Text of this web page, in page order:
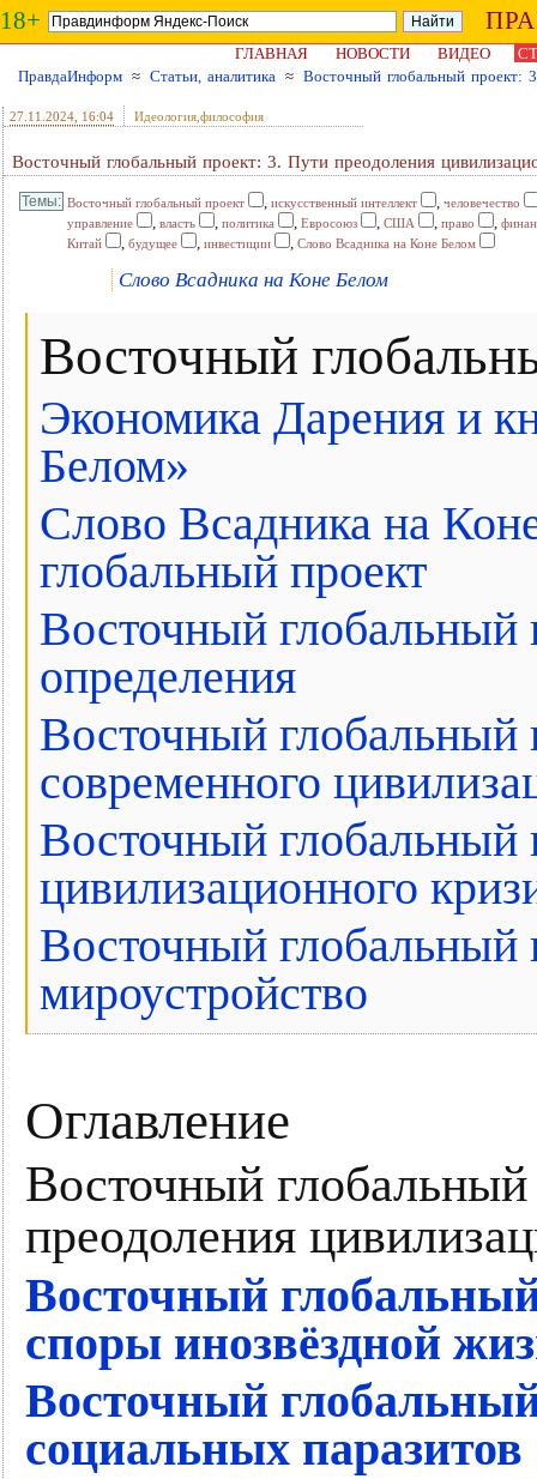
18+
ГЛАВНАЯ НОВОСТИ ВИДЕО
ПравдаИнформ ≈ Статьи, аналитика ≈ Восточный глобальный проект:
27.11.2024 , 16:04 Идеология,философия
Восточный глобальный проект: 3. Пути преодоления
Восточный глобальный проект , искусственный интеллект , человечество
управление
, власть , политика , Евросоюз , США , право ,
Китай
, будущее , инвестиции , Слово Всадника на Коне Белом
Слово Всадника на Коне Белом
Восточный
Экономика Дарения и
Белом»
Слово Всадника на
глобальный проект
Восточный глобальный
определения
Восточный глобальный
современного
Восточный глобальный
цивилизационного
Восточный глобальный
мироустройство
Оглавление
Восточный
преодоления
Восточный
споры инозвёздной
Восточный
социальных паразитов